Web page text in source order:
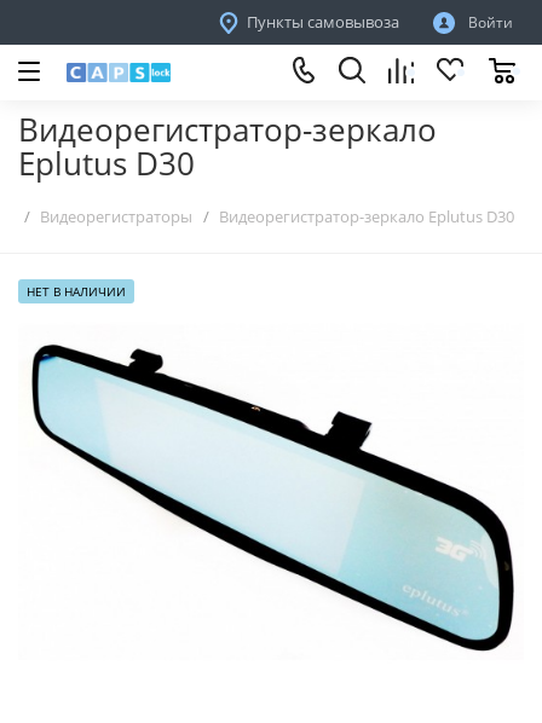
Пункты самовывоза Войти
Видеорегистратор-зеркало
Eplutus D30
Видеорегистраторы Видеорегистратор-зеркало Eplutus D30
НЕТ В НАЛИЧИИ